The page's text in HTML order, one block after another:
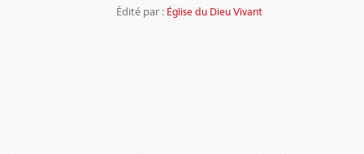
Édité par : Église du Dieu Vivant